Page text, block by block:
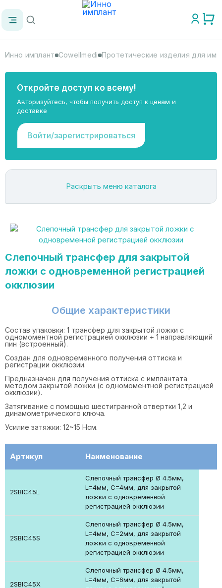
Инно имплант Cowellmedi Протетические изделия для
Откройте доступ ко всему!
Авторизуйтесь, чтобы получить доступ к ценам и
доставке
Войти/зарегистрироваться
Раскрыть меню каталога
Слепочный трансфер для закрытой
ложки с одновременной регистрацией
окклюзии
Общие характеристики
Состав упаковки: 1 трансфер для закрытой ложки с
одномоментной регистрацией окклюзии + 1 направляющий
пин (встроенный).
Создан для одновременного получения оттиска и
регистрации окклюзии.
Предназначен для получения оттиска с имплантата
методом закрытой ложки (с одномоментной регистрацией
окклюзии).
Затягивание с помощью шестигранной отвертки 1,2 и
динамометрического ключа.
Усилие затяжки: 12~15 Нсм.
Артикул Наименование
2SBIC45L
Cлепочный трансфер Ø 4.5мм,
L=4мм, C=4мм, для закрытой
ложки с одновременной
регистрацией окклюзии
2SBIC45S
Cлепочный трансфер Ø 4.5мм,
L=4мм, C=2мм, для закрытой
ложки с одновременной
регистрацией окклюзии
2SBIC45X
Cлепочный трансфер Ø 4.5мм,
L=4мм, C=6мм, для закрытой